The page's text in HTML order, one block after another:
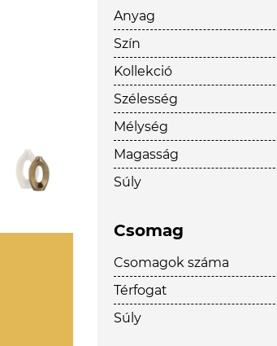
Anyag
Szín
Kollekció
Szélesség
Mélység
Magasság
Súly
Csomag
Csomagok száma
Térfogat
Súly